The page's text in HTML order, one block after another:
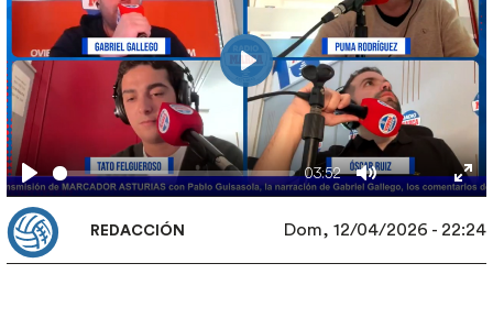
Play
03:52
Mute
Play
REDACCIÓN Dom, 12/04/2026 - 22:24